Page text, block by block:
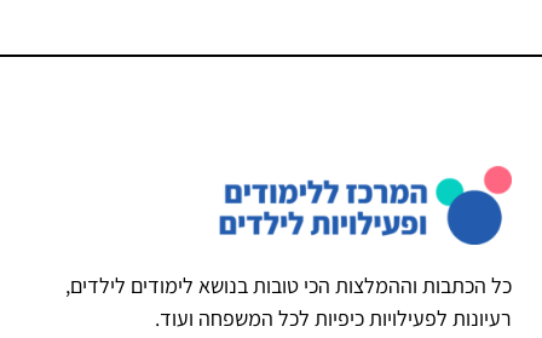
כל הכתבות וההמלצות הכי טובות בנושא לימודים לילדים,
רעיונות לפעילויות כיפיות לכל המשפחה ועוד.